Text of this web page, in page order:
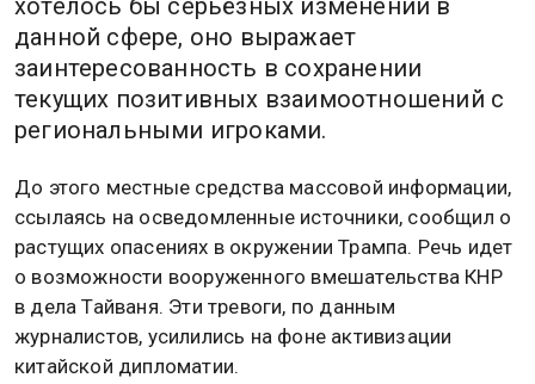
хотелось бы серьёзных изменений в
данной сфере, оно выражает
заинтересованность в сохранении
текущих позитивных взаимоотношений с
региональными игроками.
До этого местные средства массовой информации,
ссылаясь на осведомленные источники, сообщил о
растущих опасениях в окружении Трампа. Речь идет
о возможности вооруженного вмешательства КНР
в дела Тайваня. Эти тревоги, по данным
журналистов, усилились на фоне активизации
китайской дипломатии.